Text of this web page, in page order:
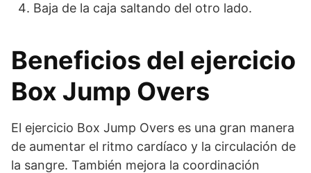
Baja de la caja saltando del otro lado.
Beneficios del ejercicio
Box Jump Overs
El ejercicio Box Jump Overs es una gran manera
de aumentar el ritmo cardíaco y la circulación de
la sangre. También mejora la coordinación